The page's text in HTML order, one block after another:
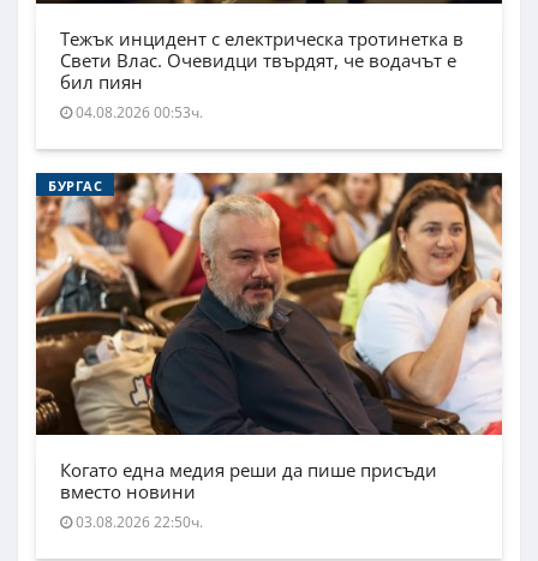
Тежък инцидент с електрическа тротинетка в
Свети Влас. Очевидци твърдят, че водачът е
бил пиян
04.08.2026 00:53ч.
БУРГАС
Когато една медия реши да пише присъди
вместо новини
03.08.2026 22:50ч.